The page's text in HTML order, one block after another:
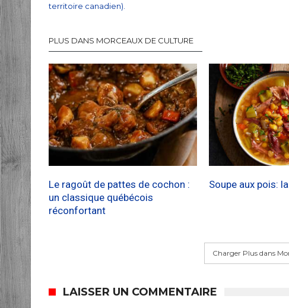
territoire canadien).
PLUS DANS MORCEAUX DE CULTURE
Le ragoût de pattes de cochon :
un classique québécois
réconfortant
Soupe aux pois:
Charger Plus dans
LAISSER UN COMMENTAIRE